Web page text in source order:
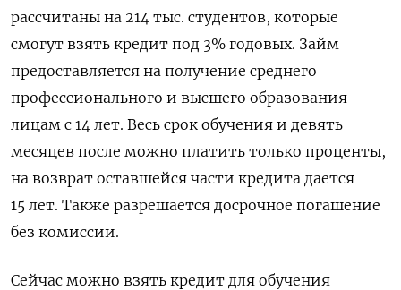
рассчитаны на 214 тыс. студентов, которые
смогут взять кредит под 3% годовых. Займ
предоставляется на получение среднего
профессионального и высшего образования
лицам с 14 лет. Весь срок обучения и девять
месяцев после можно платить только проценты,
на возврат оставшейся части кредита дается
15 лет. Также разрешается досрочное погашение
без комиссии.
Сейчас можно взять кредит для обучения